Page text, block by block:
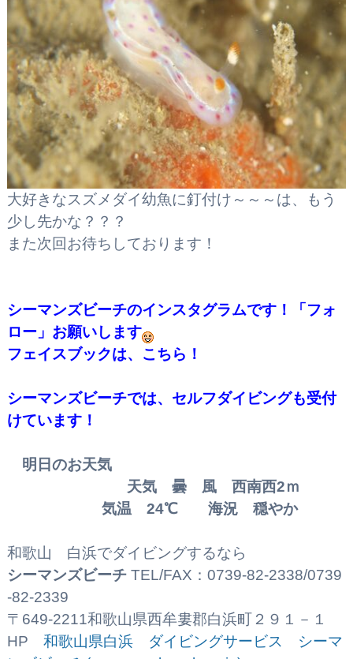
大好きなスズメダイ幼魚に釘付け～～～は、もう
少し先かな？？？
また次回お待ちしております！
シーマンズビーチのインスタグラムです！「フォ
ロー」お願いします
フェイスブックは、こちら！
シーマンズビーチでは、セルフダイビングも受付
けています！
明日のお天気
天気 曇 風 西南西2ｍ
気温 24℃ 海況 穏やか
和歌山 白浜でダイビングするなら
シーマンズビーチTEL/FAX：0739-82-2338/0739
-82-2339
〒649-2211和歌山県西牟婁郡白浜町２９１－１
HP 和歌山県白浜 ダイビングサービス シーマ